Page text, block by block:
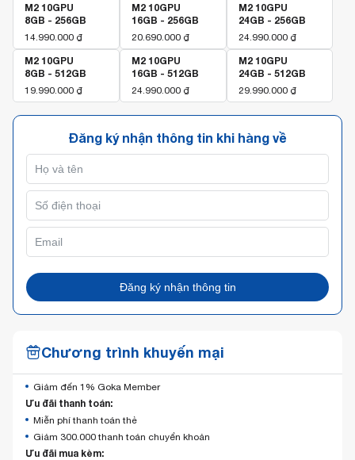
M2 10GPU
8GB - 256GB
14.990.000 ₫
M2 10GPU
16GB - 256GB
20.690.000 ₫
M2 10GPU
24GB - 256GB
24.990.000 ₫
M2 10GPU
8GB - 512GB
19.990.000 ₫
M2 10GPU
16GB - 512GB
24.990.000 ₫
M2 10GPU
24GB - 512GB
29.990.000 ₫
Đăng ký nhận thông tin khi hàng về
Đăng ký nhận thông tin
Chương trình khuyến mại
Giảm đến 1% Goka Member
Ưu đãi thanh toán:
Miễn phí thanh toán thẻ
Giảm 300.000 thanh toán chuyển khoản
Ưu đãi mua kèm: